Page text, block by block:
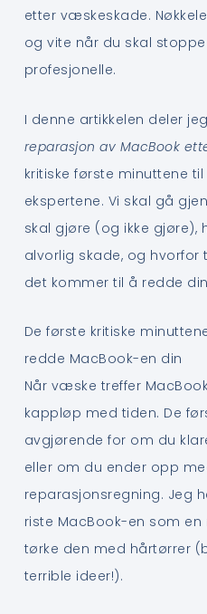
etter væskeskade.
og vite når du skal
profesjonelle.
I denne artikkelen deler
reparasjon av MacBook
kritiske første minuttene
ekspertene. Vi skal gå
skal gjøre (og ikke gjøre),
alvorlig skade, og
det kommer til å redde
De første kritiske
redde MacBook-en din
Når væske treffer
kappløp med tiden. De
avgjørende for om du
eller om du ender opp
reparasjonsregning. Jeg
riste MacBook-en som
tørke den med hårtørrer
terrible ideer!).